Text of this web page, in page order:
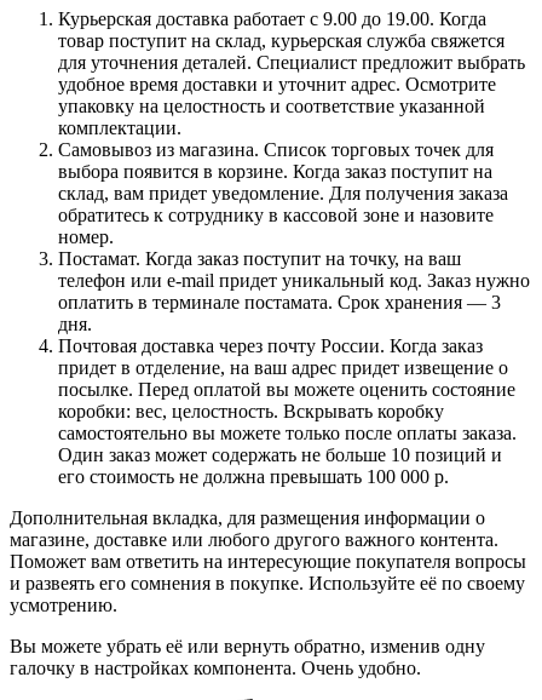
Курьерская доставка работает с 9.00 до 19.00. Когда
товар поступит на склад, курьерская служба свяжется
для уточнения деталей. Специалист предложит выбрать
удобное время доставки и уточнит адрес. Осмотрите
упаковку на целостность и соответствие указанной
комплектации.
Самовывоз из магазина. Список торговых точек для
выбора появится в корзине. Когда заказ поступит на
склад, вам придет уведомление. Для получения заказа
обратитесь к сотруднику в кассовой зоне и назовите
номер.
Постамат. Когда заказ поступит на точку, на ваш
телефон или e-mail придет уникальный код. Заказ нужно
оплатить в терминале постамата. Срок хранения — 3
дня.
Почтовая доставка через почту России. Когда заказ
придет в отделение, на ваш адрес придет извещение о
посылке. Перед оплатой вы можете оценить состояние
коробки: вес, целостность. Вскрывать коробку
самостоятельно вы можете только после оплаты заказа.
Один заказ может содержать не больше 10 позиций и
его стоимость не должна превышать 100 000 р.
Дополнительная вкладка, для размещения информации о
магазине, доставке или любого другого важного контента.
Поможет вам ответить на интересующие покупателя вопросы
и развеять его сомнения в покупке. Используйте её по своему
усмотрению.
Вы можете убрать её или вернуть обратно, изменив одну
галочку в настройках компонента. Очень удобно.